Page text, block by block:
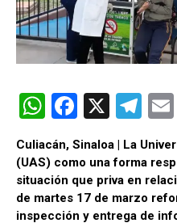
W
at
s
A
F
ce
b
o
X
T
e
gr
a
Culiacán, Sinaloa | La
(UAS) como una forma
situación que priva en
de martes 17 de marzo
inspección y entrega de